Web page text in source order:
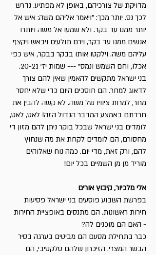
מדויקת של צורכיהם, באופן לא מפתיע. נדרש
לכך נס. יותר מכך: "ויאמר אליהם משה: איש אל
יותר ממנו עד בקר. ולא שמעו אל משה ויותרו
אנשים ממנו עד בקר, וירם תולעים ויבאש ויקצף
עליהם משה. וילקטו אותו בבקר בבקר, איש כפי
אכלו, וחם השמש ונמס" --- שמות יז' 20-21.
בני ישראל מתקשים להאמין שאין להם צורך
לדאוג למחר. הם חוסכים היום כדי שלא יחסר
מחר, למרות ציוויו של משה. לא קשה להבין את
חרדתם באמצע המדבר הגדול הזה! לאט, לאט,
לומדים בני ישראל שבכל בוקר ניתן להם מזון די
מחסורם, הם לומדים לקחת את מה שנחוץ
להם, ורק זאת, מדי יום. כמה נוח שאלוהים
מוריד מן מן השמיים בכל יום!
אלי מלכיור, קיבוץ אורים
בפרשת השבוע פוסעים בני ישראל פסיעות
חירות ראשונות. הם מתנסים באופציית החירות
- האם הם מוכנים לה?
כבר בתחילת מסעם הם מביטים בערגה בסיר
הבשר המצרי. הזיכרון שלהם סלקטיבי, הם